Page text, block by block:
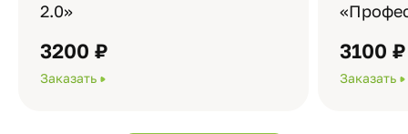
2.0»
3200 ₽
Заказать
3100 ₽
Заказать